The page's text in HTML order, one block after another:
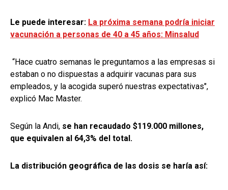
Le puede interesar: La próxima semana podría iniciar
vacunación a personas de 40 a 45 años: Minsalud
“Hace cuatro semanas le preguntamos a las empresas si
estaban o no dispuestas a adquirir vacunas para sus
empleados, y la acogida superó nuestras expectativas",
explicó Mac Master.
Según la Andi, se han recaudado $119.000 millones,
que equivalen al 64,3% del total.
La distribución geográfica de las dosis se haría así: